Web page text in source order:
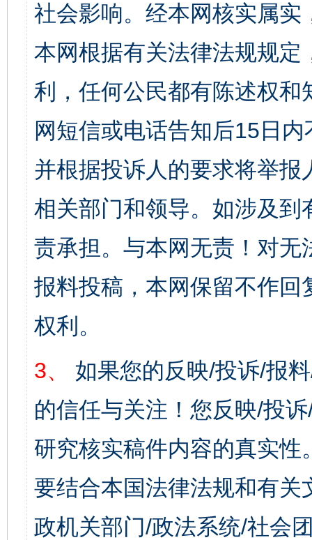
社会影响。经本网核实属
本网根据有关法律法规规
利，任何公民都有陈述权
网短信或电话告知后15日
并根据投诉人的要求将举
相关部门和领导。如涉及
责承担。与本网无责！对
报料投稿，本网保留不作
权利。
3、
如果您的反映/投诉/报
的信任与关注！您反映/投
研究核实稿件内容的真实
要结合本国法律法规和有关
政机关部门/政法系统/社会